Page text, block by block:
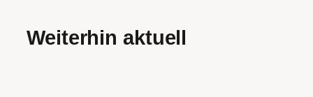
Weiterhin aktuell